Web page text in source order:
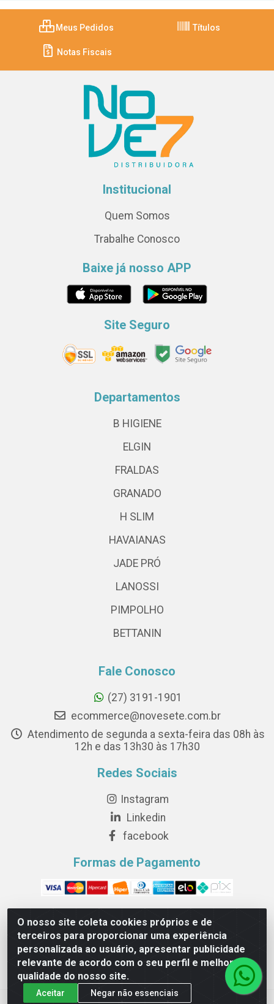
O nosso site coleta cookies próprios e de
terceiros para proporcionar uma experiência
personalizada ao usuário, apresentar publicidade
relevante de acordo com o seu perfil e melhorar a
qualidade do nosso site.
Aceitar Negar não essenciais
Meus Pedidos Títulos
Notas Fiscais
Institucional
Quem Somos
Trabalhe Conosco
Baixe já nosso APP
Site Seguro
Departamentos
B HIGIENE
ELGIN
FRALDAS
GRANADO
H SLIM
HAVAIANAS
JADE PRÓ
LANOSSI
PIMPOLHO
BETTANIN
Fale Conosco
(27) 3191-1901
ecommerce@novesete.com.br
Atendimento de segunda a sexta-feira das 08h às
12h e das 13h30 às 17h30
Redes Sociais
Instagram
Linkedin
facebook
Formas de Pagamento
Novesete Distribuidora LTDA - Avenida Setecentos, S/N,
Terminal Intermodal da Serra, Serra/ES - CEP 29161-414 -
CNPJ 29.479.604/0001-44